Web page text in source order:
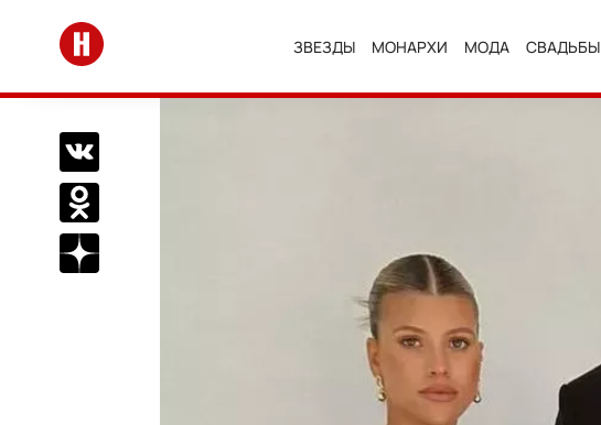
Перейти на главную
ЗВЕЗДЫ МОНАРХИ МОДА СВАДЬБЫ
Поделиться Вконтакте
Поделиться в Одноклассниках
Подписаться на нас в Дзен